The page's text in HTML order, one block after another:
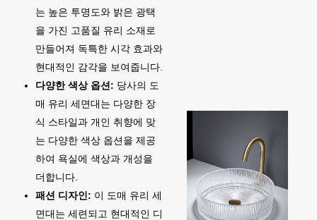
는 높은 투명도와 밝은 광택
을 가진 고품질 유리 소재로
만들어져 독특한 시각 효과와
현대적인 감각을 보여줍니다.
다양한 색상 옵션: 당사의 도
매 유리 세면대는 다양한 장
식 스타일과 개인 취향에 맞
는 다양한 색상 옵션을 제공
하여 욕실에 색상과 개성을
더합니다.
패션 디자인: 이 도매 유리 세
면대는 세련되고 현대적인 디